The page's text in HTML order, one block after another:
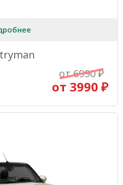
от 6990 ₽
от 3990 ₽